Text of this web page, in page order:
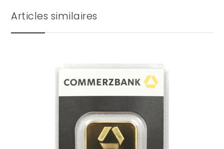
Articles similaires